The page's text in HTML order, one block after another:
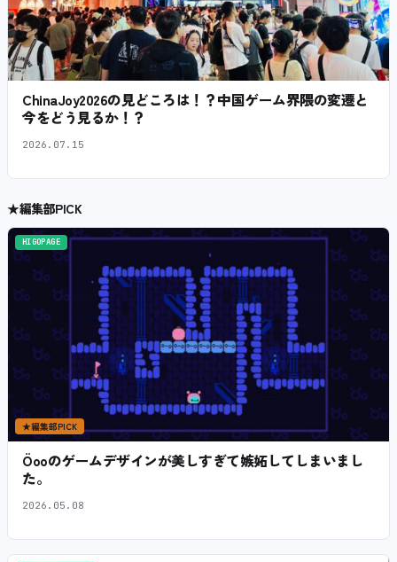
ChinaJoy2026の見どころは！？中国ゲーム界隈の変遷と
今をどう見るか！？
2026.07.15
★編集部PICK
HIGOPAGE
★編集部PICK
Öooのゲームデザインが美しすぎて嫉妬してしまいまし
た。
2026.05.08